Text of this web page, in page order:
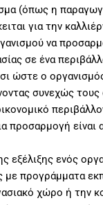
(όπως η
για την
να
σε ένα
ώστε ο οργανισμός
συνεχώς
προσαρμογή είναι
εξέλιξης ενός
με προγράμματα
χώρο ή την